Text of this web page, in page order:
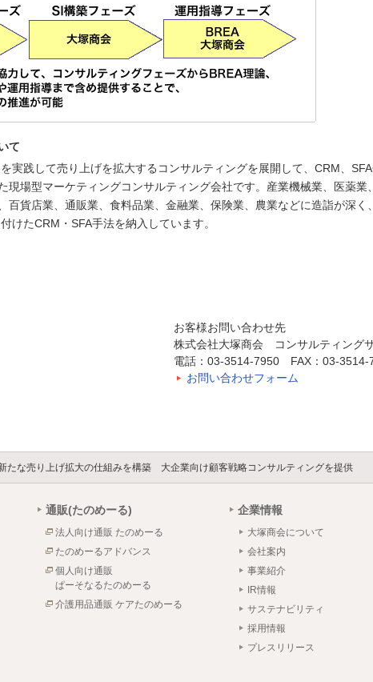
て
実践して売り上げを拡大するコンサルティングを展開して、CRM、
現場型マーケティングコンサルティング会社です。産業機械業、医薬業
百貨店業、通販業、食料品業、金融業、保険業、農業などに造詣が深く
けたCRM・SFA手法を納入しています。
お客様お問い合わせ先
株式会社大塚商会 コンサルティング
電話：03-3514-7950 FAX：03-3514-
お問い合わせフォーム
たな売り上げ拡大の仕組みを構築 大企業向け顧客戦略コンサルティングを提供
通販(たのめーる)
法人向け通販 たのめーる
たのめーるアドバンス
個人向け通販
ぱーそなるたのめーる
介護用品通販 ケアたのめーる
企業情報
大塚商会について
会社案内
事業紹介
IR情報
サステナビリティ
採用情報
プレスリリース